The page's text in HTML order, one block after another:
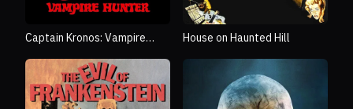
Captain Kronos: Vampire
House on Haunted Hill